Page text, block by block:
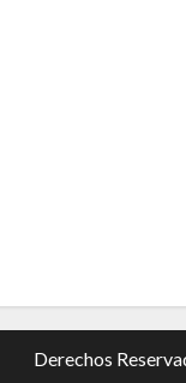
Derechos